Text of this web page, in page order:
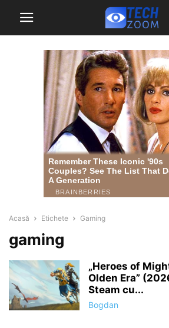
Acasă Etichete Gaming
gaming
„Heroes of
Olden Era”
Steam cu...
Bogdan